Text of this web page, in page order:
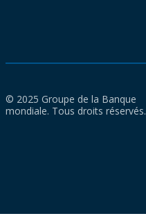
© 2025 Groupe de la Banque
mondiale. Tous droits réservés.